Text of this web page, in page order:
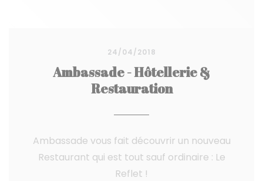
24/04/2018
Ambassade - Hôtellerie &
Restauration
Ambassade vous fait découvrir un nouveau
Restaurant qui est tout sauf ordinaire : Le
Reflet !